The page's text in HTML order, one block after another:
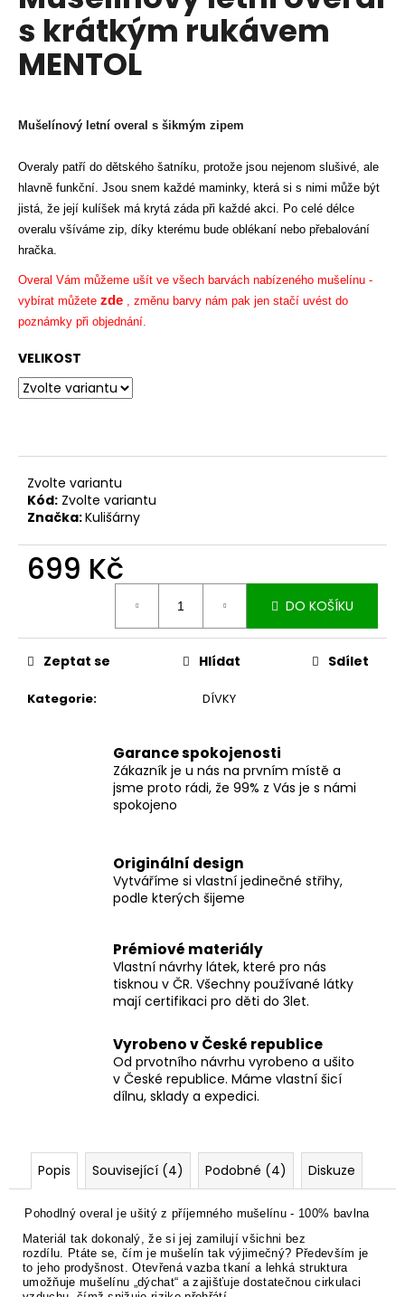
z
5
hvězdiček.
s krátkým rukávem
MENTOL
Mušelínový letní overal s šikmým zipem
Overaly patří do dětského šatníku, protože jsou nejenom slušivé, ale
hlavně funkční. Jsou snem každé maminky, která si s nimi může být
jistá, že její kulíšek má krytá záda při každé akci. Po celé délce
overalu všíváme zip, díky kterému bude oblékaní nebo přebalování
hračka.
Overal Vám můžeme ušít ve všech barvách nabízeného mušelínu -
vybírat můžete zde , změnu barvy nám pak jen stačí uvést do
poznámky při objednání.
VELIKOST
Zvolte variantu
Kód: Zvolte variantu
Značka:Kulišárny
699 Kč
DO KOŠÍKU
Kategorie: DÍVKY
Zeptat se Hlídat Sdílet
Garance spokojenosti
Zákazník je u nás na prvním místě a
jsme proto rádi, že 99% z Vás je s námi
spokojeno
Originální design
Vytváříme si vlastní jedinečné střihy,
podle kterých šijeme
Prémiové materiály
Vlastní návrhy látek, které pro nás
tisknou v ČR. Všechny používané látky
mají certifikaci pro děti do 3let.
Vyrobeno v České republice
Od prvotního návrhu vyrobeno a ušito
v České republice. Máme vlastní šicí
dílnu, sklady a expedici.
Popis Související (4) Podobné (4) Diskuze
Pohodlný overal je ušitýz příjemného mušelínu - 100% bavlna
Materiál tak dokonalý, že si jej zamilují všichni bez
rozdílu. Ptáte se, čím je mušelín tak výjimečný? Především je
to jeho prodyšnost. Otevřená vazba tkaní a lehká struktura
umožňuje mušelínu „dýchat“ a zajišťuje dostatečnou cirkulaci
a
j
í
?
HLEDAT
D
o
p
o
r
u
m
e
ZAVINOVACÍ
SUKNĚ
KAPSAMI
Kč